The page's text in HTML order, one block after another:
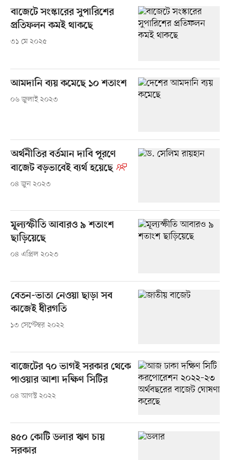
বাজেটে সংস্কারের সুপারিশের
প্রতিফলন কমই থাকছে
৩১ মে ২০২৫
আমদানি ব্যয় কমেছে ১০ শতাংশ
০৬ জুলাই ২০২৩
অর্থনীতির বর্তমান দাবি পূরণে
বাজেট বড়ভাবেই ব্যর্থ হয়েছে
০৪ জুন ২০২৩
মূল্যস্ফীতি আবারও ৯ শতাংশ
ছাড়িয়েছে
০৪ এপ্রিল ২০২৩
বেতন-ভাতা নেওয়া ছাড়া সব
কাজেই ধীরগতি
১৩ সেপ্টেম্বর ২০২২
বাজেটের ৭০ ভাগই সরকার থেকে
পাওয়ার আশা দক্ষিণ সিটির
০৪ আগস্ট ২০২২
৪৫০ কোটি ডলার ঋণ চায়
সরকার